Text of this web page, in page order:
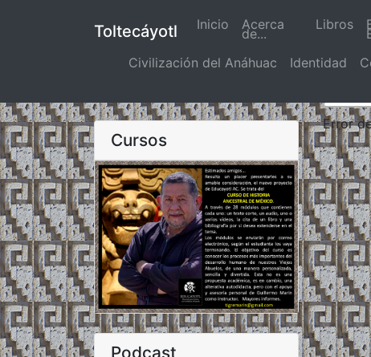
Toltecáyotl Inicio (actual)
Acerca
de...
Libros
Civilización del Anáhuac Identidad
Cursos
Podcast
Error